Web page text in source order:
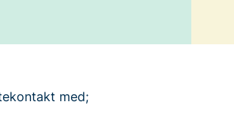
med;